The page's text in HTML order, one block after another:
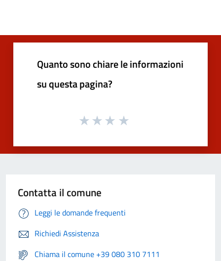
Quanto sono chiare le informazioni
su questa pagina?
Contatta il comune
Leggi le domande frequenti
Richiedi Assistenza
Chiama il comune +39 080 310 7111